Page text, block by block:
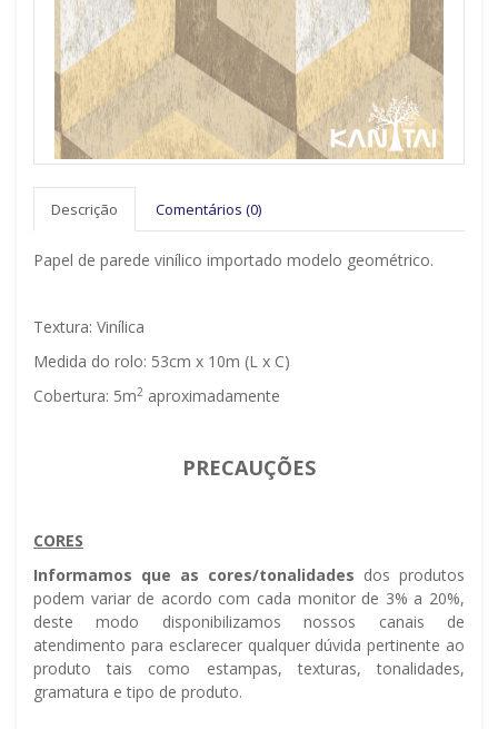
Descrição Comentários (0)
Papel de parede vinílico importado modelo geométrico.
Textura: Vinílica
Medida do rolo: 53cm x 10m (L x C)
Cobertura: 5m2 aproximadamente
PRECAUÇÕES
CORES
Informamos que as cores/tonalidades dos produtos
podem variar de acordo com cada monitor de 3% a 20%,
deste modo disponibilizamos nossos canais de
atendimento para esclarecer qualquer dúvida pertinente ao
produto tais como estampas, texturas, tonalidades,
gramatura e tipo de produto.